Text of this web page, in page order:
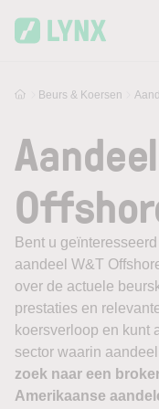
Beurs & Koersen
Bent u
aandeel W&T
over de actuele
prestaties en
koersverloop en kunt
sector waarin
zoek naar een
Amerikaanse